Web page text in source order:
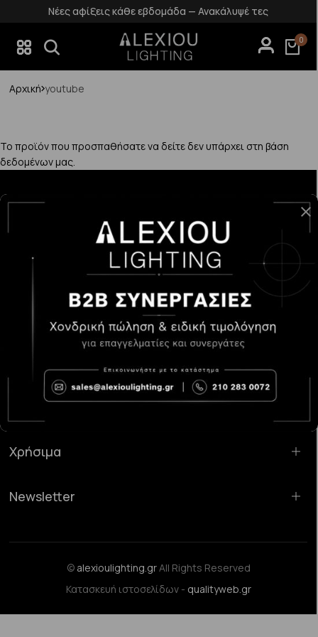
Νέες αφίξεις κάθε εβδομάδα — Ανακάλυψέ τες
0
Αρχική youtube
Το προϊόν που προσπαθήσατε να δείτε δεν υπάρχει στη βάση
δεδομένων μας.
Κατάστημα Χαλάνδρι:Σαρανταπόρου 55, 15232, Χαλάνδρι
sales@alexioulighting.gr
210 283 0072
6983123181
Χρήσιμα
Newsletter
© alexioulighting.grAll Rights Reserved
Κατασκευή ιστοσελίδων - qualityweb.gr